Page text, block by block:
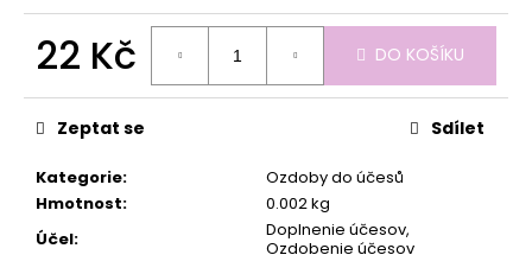
22 Kč
cena:
DO KOŠÍKU
Kategorie:
Ozdoby do účesů
Hmotnost:
0.002 kg
Účel:
Doplnenie účesov,
Ozdobenie účesov
Zeptat se Sdílet
u
u
j
e
e